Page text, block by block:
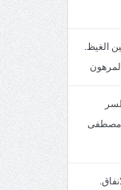
٣- والكاظمين الغيظ.
صدقة السر
الشيخ مصطفى
سمات المتقين ١-الانفاق.